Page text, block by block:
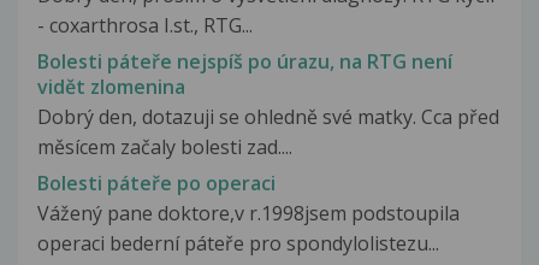
- coxarthrosa I.st., RTG...
Bolesti páteře nejspíš po úrazu, na RTG není
vidět zlomenina
Dobrý den, dotazuji se ohledně své matky. Cca před
měsícem začaly bolesti zad....
Bolesti páteře po operaci
Vážený pane doktore,v r.1998jsem podstoupila
operaci bederní páteře pro spondylolistezu...